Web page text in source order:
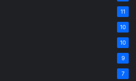
11
10
10
9
7